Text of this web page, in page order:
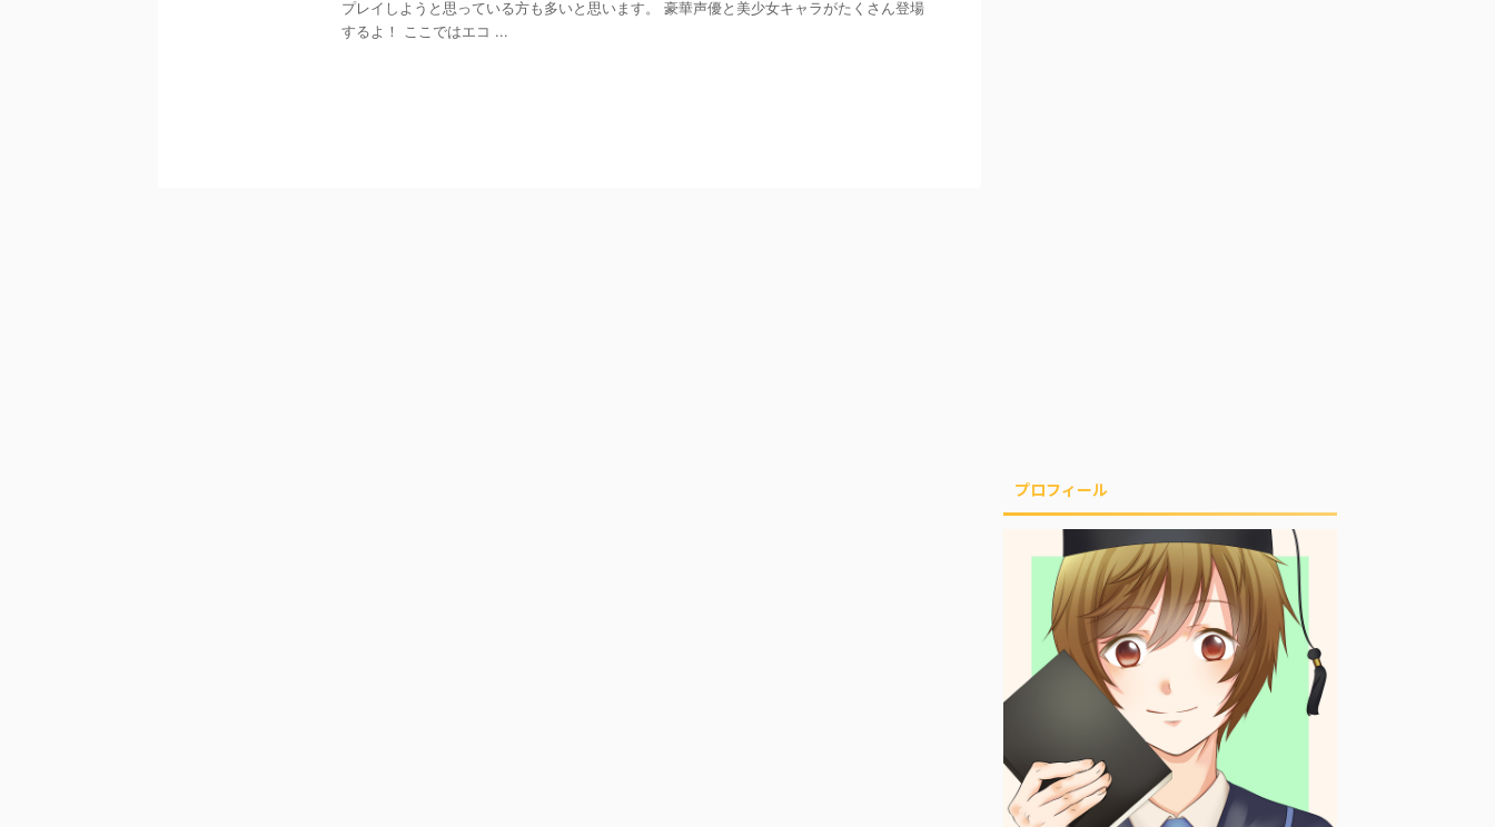
プレイしようと思っている方も多いと思います。 豪華声優と美少女キャラがたくさん登場
するよ！ ここではエコ ...
プロフィール